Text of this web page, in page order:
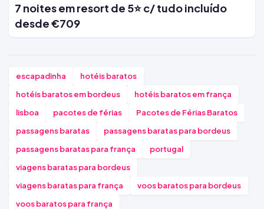
7 noites em resort de 5⭐ c/ tudo incluído
desde €709
escapadinha
hotéis baratos
hotéis baratos em bordeus
hotéis baratos em frança
lisboa
pacotes de férias
Pacotes de Férias Baratos
passagens baratas
passagens baratas para bordeus
passagens baratas para frança
portugal
viagens baratas para bordeus
viagens baratas para frança
voos baratos para bordeus
voos baratos para frança